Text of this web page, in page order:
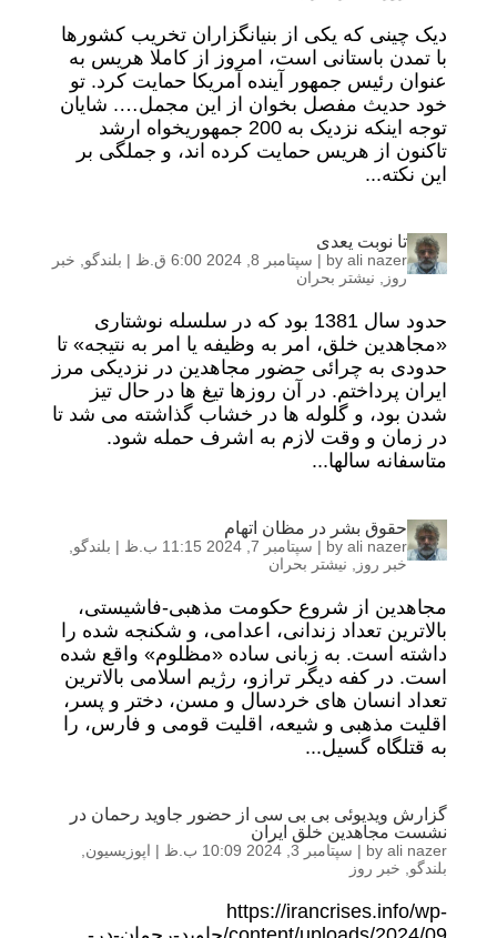
دیک چینی که یکی از بنیانگزاران تخریب کشورها
با تمدن باستانی است، امروز از کاملا هریس به
عنوان رئیس جمهور آینده آمریکا حمایت کرد. تو
خود حدیث مفصل بخوان از این مجمل…. شایان
توجه اینکه نزدیک به 200 جمهوریخواه ارشد
تاکنون از هریس حمایت کرده اند، و جملگی بر
این نکته...
تا نوبت یعدی
byali nazer
| سپتامبر 8, 2024 6:00 ق.ظ | بلندگو
خبر
روز
نیشتر بحران
حدود سال 1381 بود که در سلسله نوشتاری
«مجاهدین خلق، امر به وظیفه یا امر به نتیجه» تا
حدودی به چرائی حضور مجاهدین در نزدیکی مرز
ایران پرداختم. در آن روزها تیغ ها در حال تیز
شدن بود، و گلوله ها در خشاب گذاشته می شد تا
در زمان و وقت لازم به اشرف حمله شود.
متاسفانه سالها...
حقوق بشر در مظان اتهام
byali nazer
| سپتامبر 7, 2024 11:15 ب.ظ | بلندگو
خبر روز
نیشتر بحران
مجاهدین از شروع حکومت مذهبی-فاشیستی،
بالاترین تعداد زندانی، اعدامی، و شکنجه شده را
داشته است. به زبانی ساده «مظلوم» واقع شده
است. در کفه دیگر ترازو، رژیم اسلامی بالاترین
تعداد انسان های خردسال و مسن، دختر و پسر،
اقلیت مذهبی و شیعه، اقلیت قومی و فارس، را
به قتلگاه گسیل...
گزارش ویدیوئی بی بی سی از حضور جاوید رحمان در
نشست مجاهدین خلق ایران
byali nazer
| سپتامبر 3, 2024 10:09 ب.ظ | اپوزیسیون
بلندگو
خبر روز
https://irancrises.info/wp-